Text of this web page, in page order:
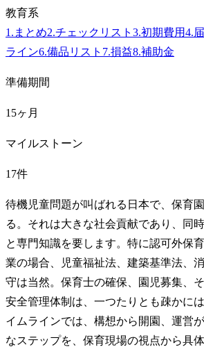
教育系
1 . まとめ2.チェックリスト 3.初期費用4.
ライン6.備品リスト 7.損益8.補助金
準備期間
15ヶ月
マイルストーン
17件
待機児童問題が叫ばれる日本で、保育
る。それは大きな社会貢献であり、同
と専門知識を要します。特に認可外保
業の場合、児童福祉法、建築基準法、
守は当然。保育士の確保、園児募集、
安全管理体制は、一つたりとも疎かに
イムラインでは、構想から開園、運営
なステップを、保育現場の視点から具